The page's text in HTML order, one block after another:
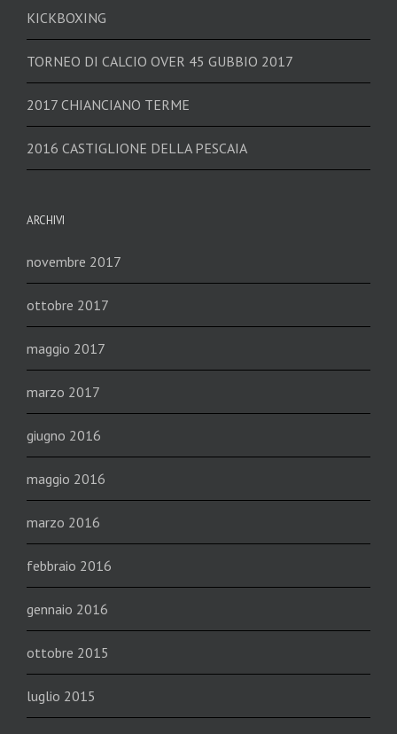
KICKBOXING
TORNEO DI CALCIO OVER 45 GUBBIO 2017
2017 CHIANCIANO TERME
2016 CASTIGLIONE DELLA PESCAIA
ARCHIVI
novembre 2017
ottobre 2017
maggio 2017
marzo 2017
giugno 2016
maggio 2016
marzo 2016
febbraio 2016
gennaio 2016
ottobre 2015
luglio 2015